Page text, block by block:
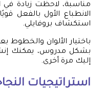
مناسبة، لاحظت زيادة في
الانطباع الأول بالفعل
استكشاف بروفايلي.
باختيار الألوان والخطوط
بشكل مدروس، يمكنك
إليك مرة أخرى.
استراتيجيات